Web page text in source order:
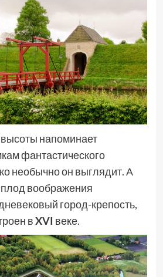
напоминает
фантастического
необычно он выглядит. А
воображения
город-крепость,
вXVI веке.